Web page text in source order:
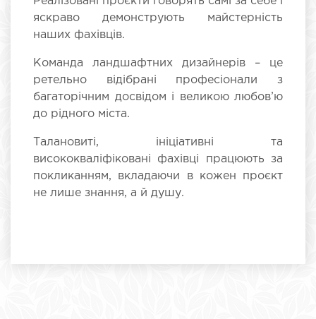
яскраво демонструють майстерність
наших фахівців.
Команда ландшафтних дизайнерів – це
ретельно відібрані професіонали з
багаторічним досвідом і великою любов’ю
до рідного міста.
Талановиті, ініціативні та
висококваліфіковані фахівці працюють за
покликанням, вкладаючи в кожен проєкт
не лише знання, а й душу.